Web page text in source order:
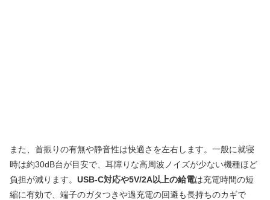
また、首振りの有無や静音性は快適さを左右します。一般に就寝
時は約30dB台が目安で、耳障りな高周波ノイズが少ない機種ほど
負担が減ります。 USB-C対応や5V/2A以上の給電は充電時間の短
縮に有効で、端子のガタつきや過充電の回避も長持ちのカギで